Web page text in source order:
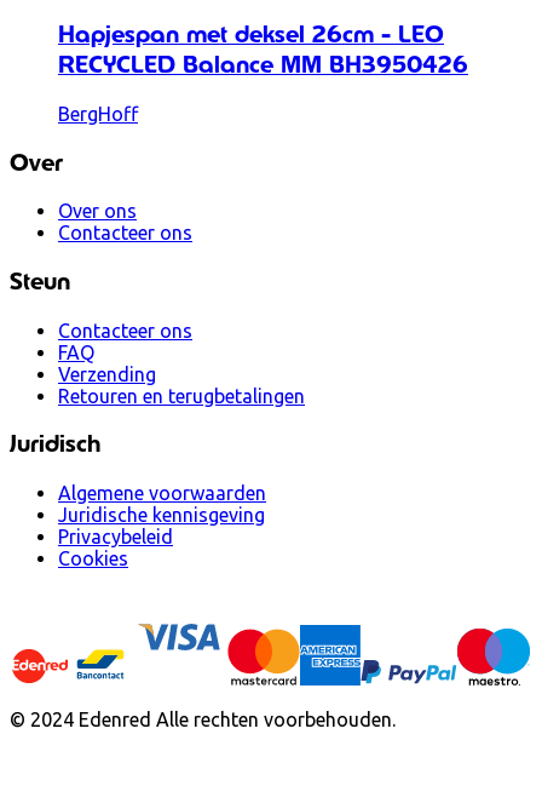
Hapjespan met deksel 26cm - LEO
RECYCLED Balance MM BH3950426
BergHoff
Over
Over ons
Contacteer ons
Steun
Contacteer ons
FAQ
Verzending
Retouren en terugbetalingen
Juridisch
Algemene voorwaarden
Juridische kennisgeving
Privacybeleid
Cookies
© 2024 Edenred Alle rechten voorbehouden.